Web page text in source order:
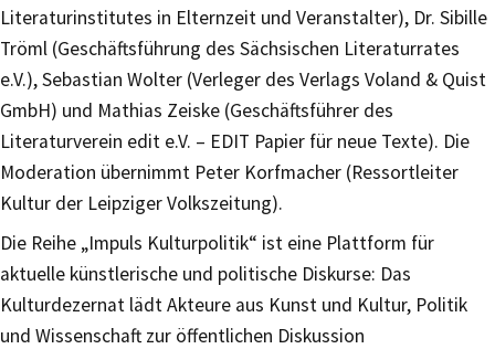
Literaturinstitutes in Elternzeit und Veranstalter), Dr. Sibille
Tröml (Geschäftsführung des Sächsischen Literaturrates
e.V.), Sebastian Wolter (Verleger des Verlags Voland & Quist
GmbH) und Mathias Zeiske (Geschäftsführer des
Literaturverein edit e.V. – EDIT Papier für neue Texte). Die
Moderation übernimmt Peter Korfmacher (Ressortleiter
Kultur der Leipziger Volkszeitung).
Die Reihe „Impuls Kulturpolitik“ ist eine Plattform für
aktuelle künstlerische und politische Diskurse: Das
Kulturdezernat lädt Akteure aus Kunst und Kultur, Politik
und Wissenschaft zur öffentlichen Diskussion